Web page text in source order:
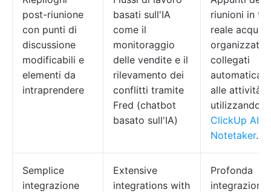
post-riunione
con punti di
discussione
modificabili e
elementi da
intraprendere
basati sull'IA
come il
monitoraggio
delle vendite e il
rilevamento dei
conflitti tramite
Fred (chatbot
basato sull'IA)
riunioni in
reale
organizzati e
collegati
alle attività
utilizzando
ClickUp AI
Notetaker.
Semplice
integrazione
Extensive
integrations with
Profonda
integrazione